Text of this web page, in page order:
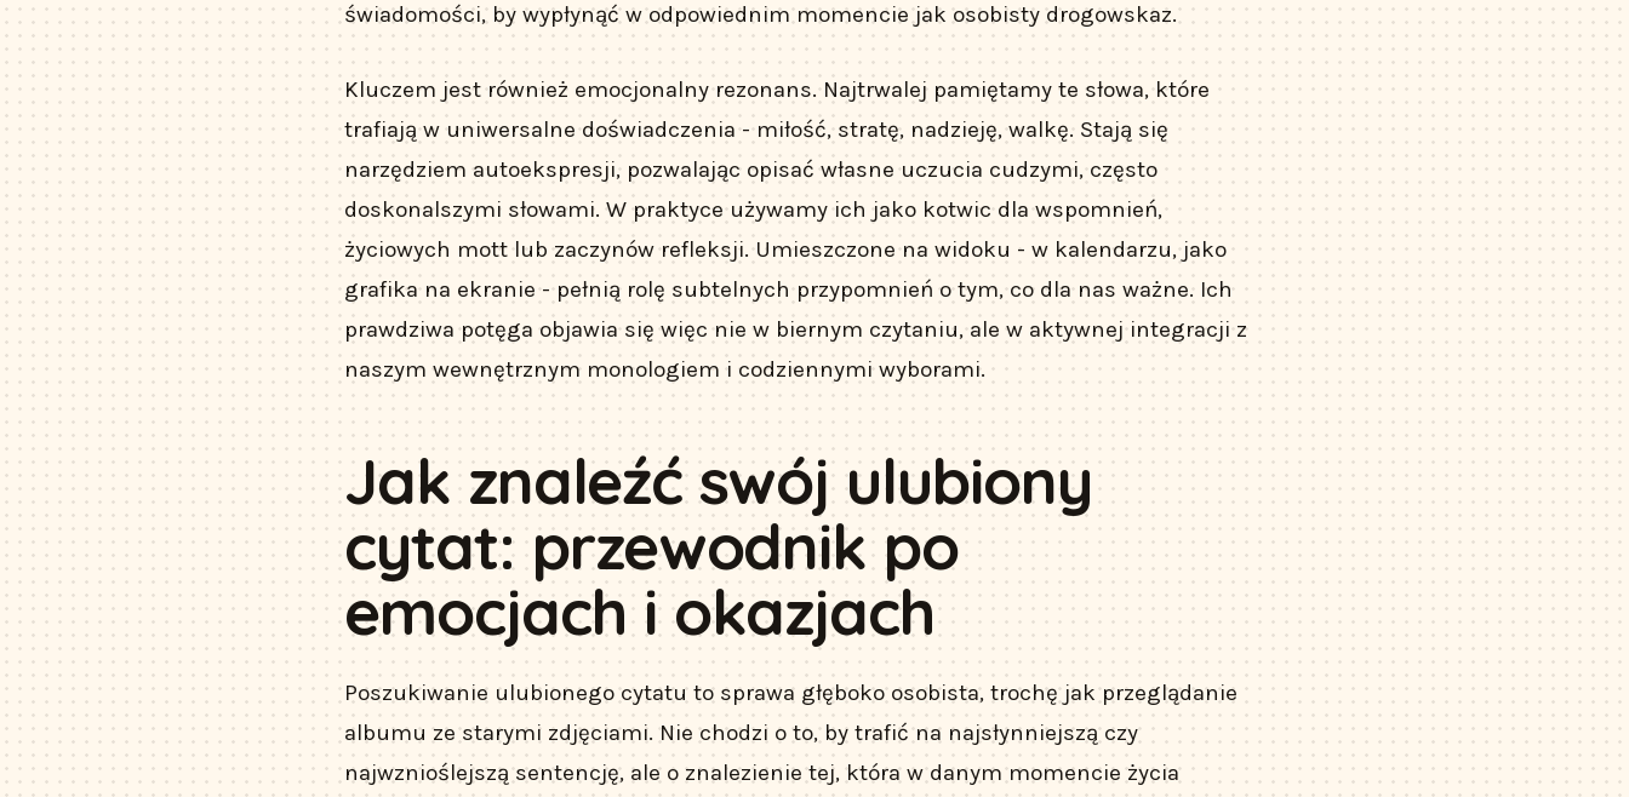
świadomości, by wypłynąć w odpowiednim momencie jak osobisty drogowskaz.
Kluczem jest również emocjonalny rezonans. Najtrwalej pamiętamy te słowa, które
trafiają w uniwersalne doświadczenia - miłość, stratę, nadzieję, walkę. Stają się
narzędziem autoekspresji, pozwalając opisać własne uczucia cudzymi, często
doskonalszymi słowami. W praktyce używamy ich jako kotwic dla wspomnień,
życiowych mott lub zaczynów refleksji. Umieszczone na widoku - w kalendarzu, jako
grafika na ekranie - pełnią rolę subtelnych przypomnień o tym, co dla nas ważne. Ich
prawdziwa potęga objawia się więc nie w biernym czytaniu, ale w aktywnej integracji z
naszym wewnętrznym monologiem i codziennymi wyborami.
Jak znaleźć swój ulubiony
cytat: przewodnik po
emocjach i okazjach
Poszukiwanie ulubionego cytatu to sprawa głęboko osobista, trochę jak przeglądanie
albumu ze starymi zdjęciami. Nie chodzi o to, by trafić na najsłynniejszą czy
najwznioślejszą sentencję, ale o znalezienie tej, która w danym momencie życia